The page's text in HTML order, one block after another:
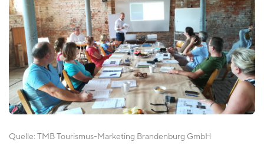
Quelle: TMB Tourismus-Marketing Brandenburg GmbH